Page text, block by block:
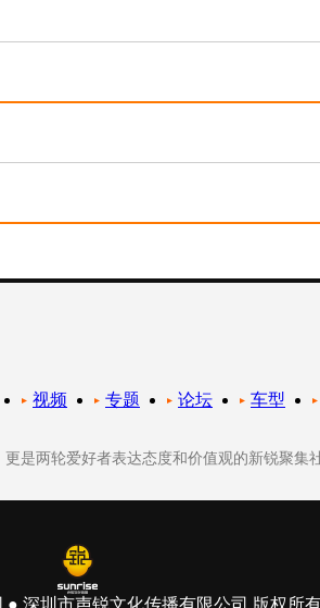
车型
论坛
专题
视频
是两轮爱好者表达态度和价值观的新锐聚集社